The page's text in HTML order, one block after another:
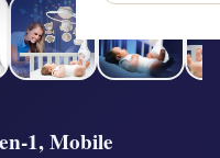
1, Mobile